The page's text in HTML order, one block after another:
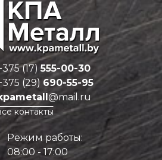
(17)555-00-30
(29) 690-55-95
@mail.ru
контакты
Режим работы:
08:00 - 17:00